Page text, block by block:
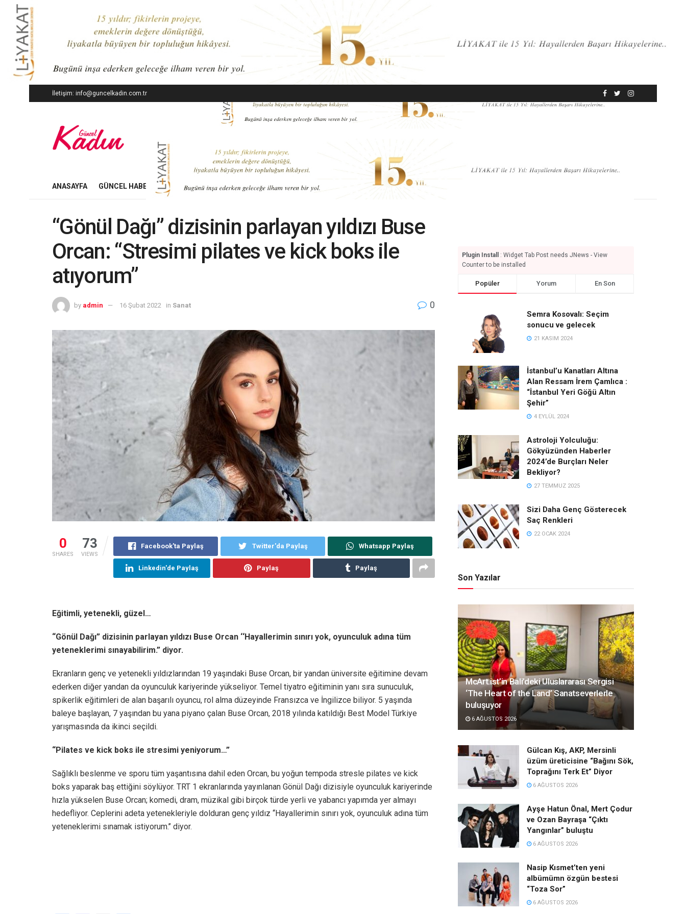
İletişim: info@guncelkadin.com.tr
ANASAYFA GÜNCEL HABERLER İŞ DÜNYASI EKONOMI MODA GÜZELLIK YAŞAM SANAT
“Gönül Dağı” dizisinin parlayan yıldızı Buse
Orcan: “Stresimi pilates ve kick boks ile
atıyorum”
by admin 16 Şubat 2022 in Sanat 0
0
SHARES
73
VIEWS
Facebook'ta Paylaş Twitter'da Paylaş Whatsapp Paylaş
Linkedin'de Paylaş Paylaş Paylaş
Eğitimli, yetenekli, güzel…
“Gönül Dağı” dizisinin parlayan yıldızı Buse Orcan ‘‘Hayallerimin sınırı yok, oyunculuk adına tüm
yeteneklerimi sınayabilirim.” diyor.
Ekranların genç ve yetenekli yıldızlarından 19 yaşındaki Buse Orcan, bir yandan üniversite eğitimine devam
ederken diğer yandan da oyunculuk kariyerinde yükseliyor. Temel tiyatro eğitiminin yanı sıra sunuculuk,
spikerlik eğitimleri de alan başarılı oyuncu, rol alma düzeyinde Fransızca ve İngilizce biliyor. 5 yaşında
baleye başlayan, 7 yaşından bu yana piyano çalan Buse Orcan, 2018 yılında katıldığı Best Model Türkiye
yarışmasında da ikinci seçildi.
“Pilates ve kick boks ile stresimi yeniyorum…”
Sağlıklı beslenme ve sporu tüm yaşantısına dahil eden Orcan, bu yoğun tempoda stresle pilates ve kick
boks yaparak baş ettiğini söylüyor. TRT 1 ekranlarında yayınlanan Gönül Dağı dizisiyle oyunculuk kariyerinde
hızla yükselen Buse Orcan; komedi, dram, müzikal gibi birçok türde yerli ve yabancı yapımda yer almayı
hedefliyor. Ceplerini adeta yetenekleriyle dolduran genç yıldız ‘‘Hayallerimin sınırı yok, oyunculuk adına tüm
yeteneklerimi sınamak istiyorum.’’ diyor.
Plugin Install
: Widget Tab Post needs JNews - View
Counter to be installed
Popüler Yorum En Son
Semra Kosovalı: Seçim
sonucu ve gelecek
21 KASIM 2024
İstanbul’u Kanatları Altına
Alan Ressam İrem Çamlıca :
“İstanbul Yeri Göğü Altın
Şehir”
4 EYLÜL 2024
Astroloji Yolculuğu:
Gökyüzünden Haberler
2024’de Burçları Neler
Bekliyor?
27 TEMMUZ 2025
Sizi Daha Genç Gösterecek
Saç Renkleri
22 OCAK 2024
Son Yazılar
McArt.ist’in Bali’deki Uluslararası Sergisi
‘The Heart of the Land’ Sanatseverlerle
buluşuyor
6 AĞUSTOS 2026
Gülcan Kış, AKP, Mersinli
üzüm üreticisine “Bağını Sök,
Toprağını Terk Et” Diyor
6 AĞUSTOS 2026
Ayşe Hatun Önal, Mert Çodur
ve Ozan Bayraşa “Çıktı
Yangınlar” buluştu
6 AĞUSTOS 2026
Nasip Kısmet’ten yeni
albümümn özgün bestesi
“Toza Sor”
6 AĞUSTOS 2026